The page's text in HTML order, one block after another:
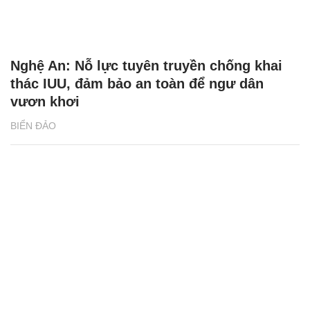
BIỂN ĐẢO
Nghệ An: Nỗ lực tuyên truyền chống khai
thác IUU, đảm bảo an toàn để ngư dân
vươn khơi